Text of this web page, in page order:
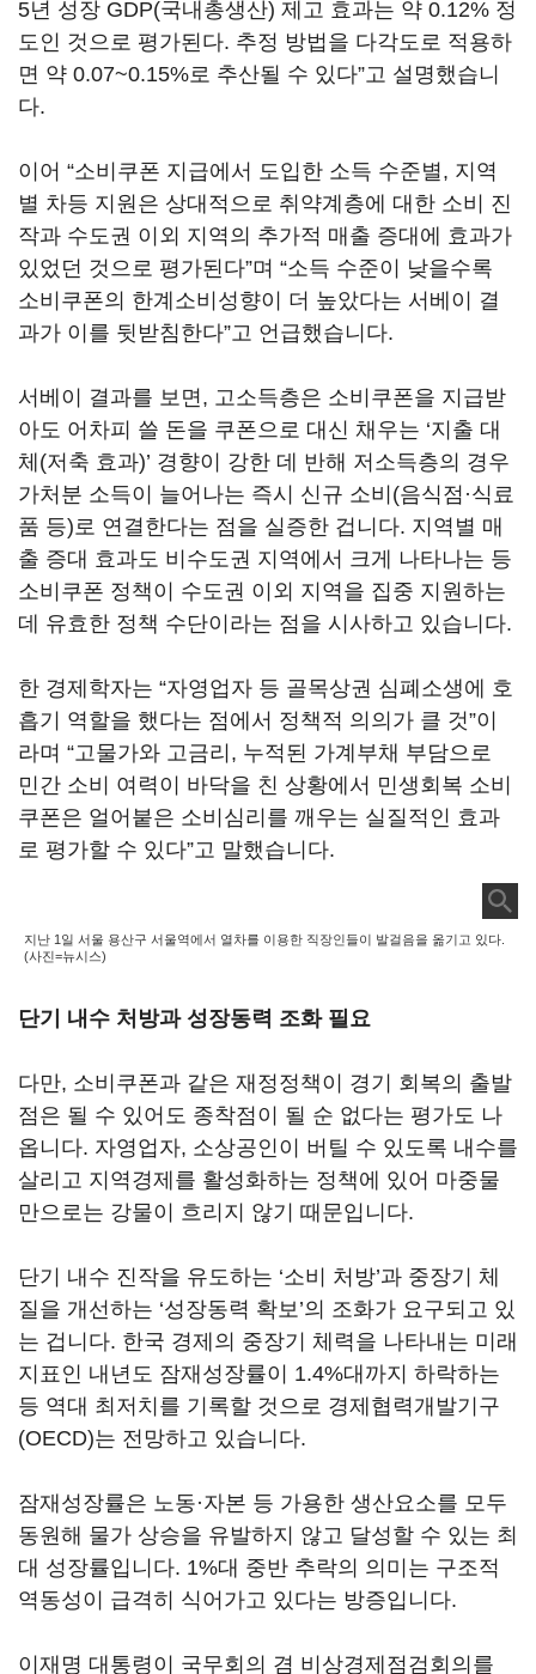
5년 성장 GDP(국내총생산) 제고 효과는 약 0.12% 정
도인 것으로 평가된다. 추정 방법을 다각도로 적용하
면 약 0.07~0.15%로 추산될 수 있다”고 설명했습니
다.
이어 “소비쿠폰 지급에서 도입한 소득 수준별, 지역
별 차등 지원은 상대적으로 취약계층에 대한 소비 진
작과 수도권 이외 지역의 추가적 매출 증대에 효과가
있었던 것으로 평가된다”며 “소득 수준이 낮을수록
소비쿠폰의 한계소비성향이 더 높았다는 서베이 결
과가 이를 뒷받침한다”고 언급했습니다.
서베이 결과를 보면, 고소득층은 소비쿠폰을 지급받
아도 어차피 쓸 돈을 쿠폰으로 대신 채우는 ‘지출 대
체(저축 효과)’ 경향이 강한 데 반해 저소득층의 경우
가처분 소득이 늘어나는 즉시 신규 소비(음식점·식료
품 등)로 연결한다는 점을 실증한 겁니다. 지역별 매
출 증대 효과도 비수도권 지역에서 크게 나타나는 등
소비쿠폰 정책이 수도권 이외 지역을 집중 지원하는
데 유효한 정책 수단이라는 점을 시사하고 있습니다.
한 경제학자는 “자영업자 등 골목상권 심폐소생에 호
흡기 역할을 했다는 점에서 정책적 의의가 클 것”이
라며 “고물가와 고금리, 누적된 가계부채 부담으로
민간 소비 여력이 바닥을 친 상황에서 민생회복 소비
쿠폰은 얼어붙은 소비심리를 깨우는 실질적인 효과
로 평가할 수 있다”고 말했습니다.
지난 1일 서울 용산구 서울역에서 열차를 이용한 직장인들이 발걸음을 옮기고 있다.
(사진=뉴시스)
단기 내수 처방과 성장동력 조화 필요
다만, 소비쿠폰과 같은 재정정책이 경기 회복의 출발
점은 될 수 있어도 종착점이 될 순 없다는 평가도 나
옵니다. 자영업자, 소상공인이 버틸 수 있도록 내수를
살리고 지역경제를 활성화하는 정책에 있어 마중물
만으로는 강물이 흐리지 않기 때문입니다.
단기 내수 진작을 유도하는 ‘소비 처방’과 중장기 체
질을 개선하는 ‘성장동력 확보’의 조화가 요구되고 있
는 겁니다. 한국 경제의 중장기 체력을 나타내는 미래
지표인 내년도 잠재성장률이 1.4%대까지 하락하는
등 역대 최저치를 기록할 것으로 경제협력개발기구
(OECD)는 전망하고 있습니다.
잠재성장률은 노동·자본 등 가용한 생산요소를 모두
동원해 물가 상승을 유발하지 않고 달성할 수 있는 최
대 성장률입니다. 1%대 중반 추락의 의미는 구조적
역동성이 급격히 식어가고 있다는 방증입니다.
이재명 대통령이 국무회의 겸 비상경제점검회의를